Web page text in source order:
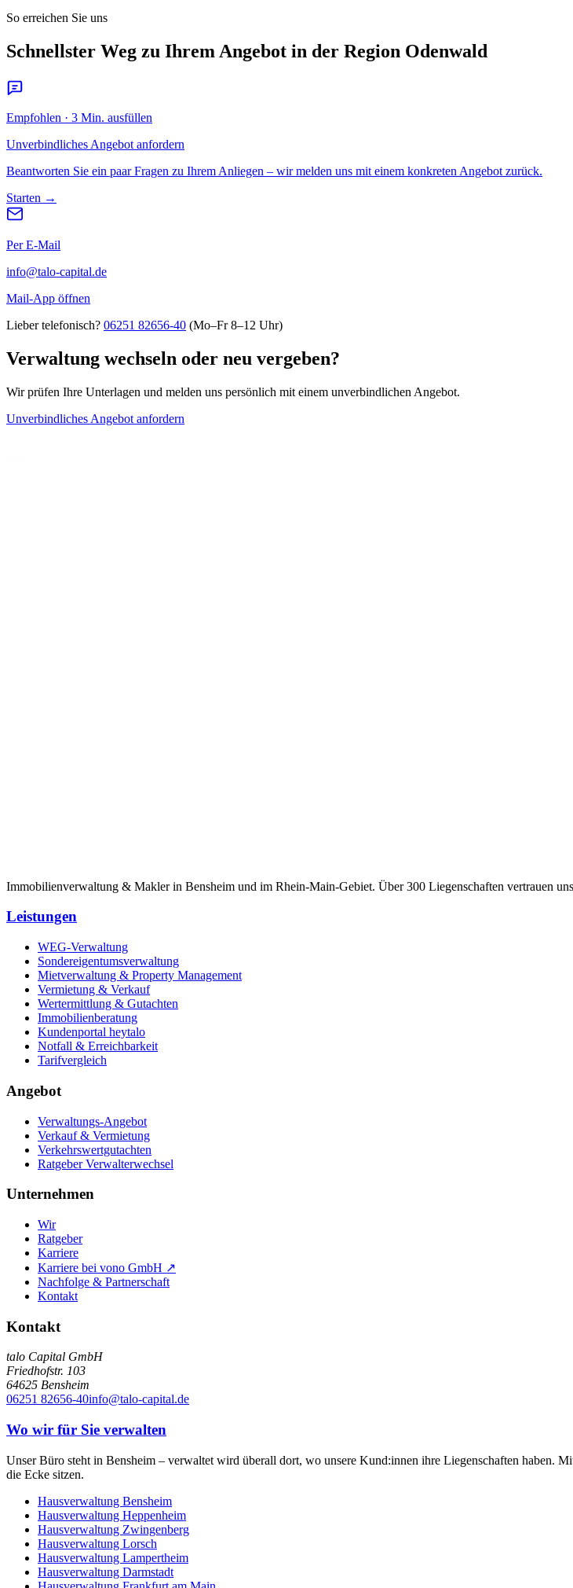
So erreichen Sie uns
Schnellster Weg zu Ihrem Angebot in der Region Odenwald
Empfohlen · 3 Min. ausfüllen
Unverbindliches Angebot anfordern
Beantworten Sie ein paar Fragen zu Ihrem Anliegen – wir melden uns mit einem konkreten Angebot zurück.
Starten →
Per E-Mail
info@talo-capital.de
Mail-App öffnen
Lieber telefonisch? 06251 82656-40 (Mo–Fr 8–12 Uhr)
Verwaltung wechseln oder neu vergeben?
Wir prüfen Ihre Unterlagen und melden uns persönlich mit einem unverbindlichen Angebot.
Unverbindliches Angebot anfordern
Immobilienverwaltung & Makler in Bensheim und im Rhein-Main-Gebiet. Über 300 Liegenschaften vertrauen
Leistungen
WEG-Verwaltung
Sondereigentumsverwaltung
Mietverwaltung & Property Management
Vermietung & Verkauf
Wertermittlung & Gutachten
Immobilienberatung
Kundenportal heytalo
Notfall & Erreichbarkeit
Tarifvergleich
Angebot
Verwaltungs-Angebot
Verkauf & Vermietung
Verkehrswertgutachten
Ratgeber Verwalterwechsel
Unternehmen
Wir
Ratgeber
Karriere
Karriere bei vono GmbH ↗
Nachfolge & Partnerschaft
Kontakt
Kontakt
talo Capital GmbH
Friedhofstr. 103
64625 Bensheim
06251 82656-40info@talo-capital.de
Wo wir für Sie verwalten
Unser Büro steht in Bensheim – verwaltet wird überall dort, wo unsere Kund:innen ihre Liegenschaften haben.
die Ecke sitzen.
Hausverwaltung Bensheim
Hausverwaltung Heppenheim
Hausverwaltung Zwingenberg
Hausverwaltung Lorsch
Hausverwaltung Lampertheim
Hausverwaltung Darmstadt